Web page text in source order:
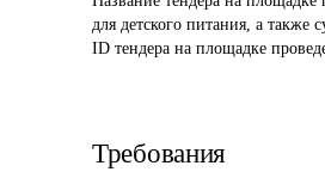
для детского питания, а также
ID тендера на площадке
Требования